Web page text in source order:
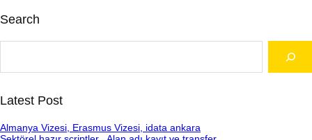
Search
h
Latest Post
Almanya Vizesi, Erasmus Vizesi, idata ankara